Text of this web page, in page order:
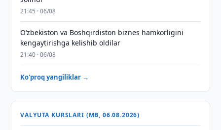
21:45 · 06/08
Oʻzbekiston va Boshqirdiston biznes hamkorligini
kengaytirishga kelishib oldilar
21:40 · 06/08
Ko'proq yangiliklar →
VALYUTA KURSLARI (MB, 06.08.2026)